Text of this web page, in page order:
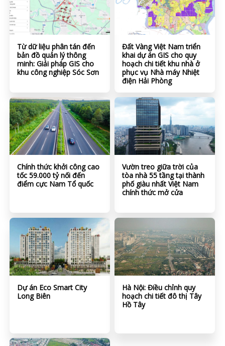
Từ dữ liệu phân tán đến
bản đồ quản lý thông
minh: Giải pháp GIS cho
khu công nghiệp Sóc Sơn
Đất Vàng Việt Nam triển
khai dự án GIS cho quy
hoạch chi tiết khu nhà ở
phục vụ Nhà máy Nhiệt
điện Hải Phòng
Chính thức khởi công cao
tốc 59.000 tỷ nối đến
điểm cực Nam Tổ quốc
Vườn treo giữa trời của
tòa nhà 55 tầng tại thành
phố giàu nhất Việt Nam
chính thức mở cửa
Dự án Eco Smart City
Long Biên
Hà Nội: Điều chỉnh quy
hoạch chi tiết đô thị Tây
Hồ Tây